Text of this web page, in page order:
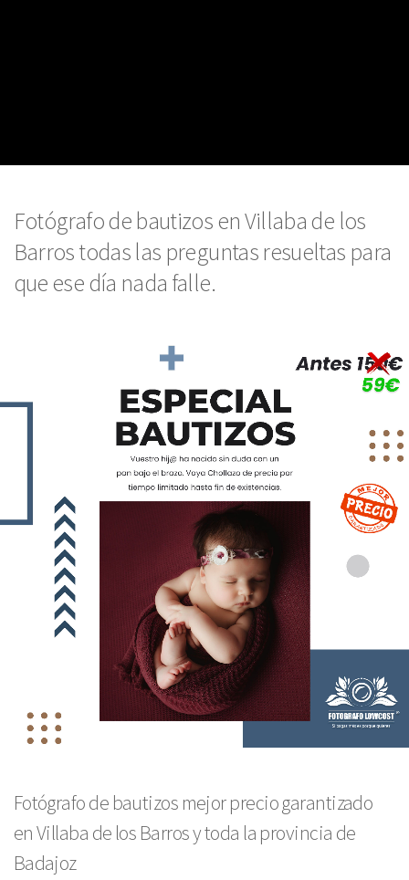
Fotógrafo de bautizos en Villaba de los
Barros todas las preguntas resueltas para
que ese día nada falle.
Fotógrafo de bautizos mejor precio garantizado
en Villaba de los Barros y toda la provincia de
Badajoz